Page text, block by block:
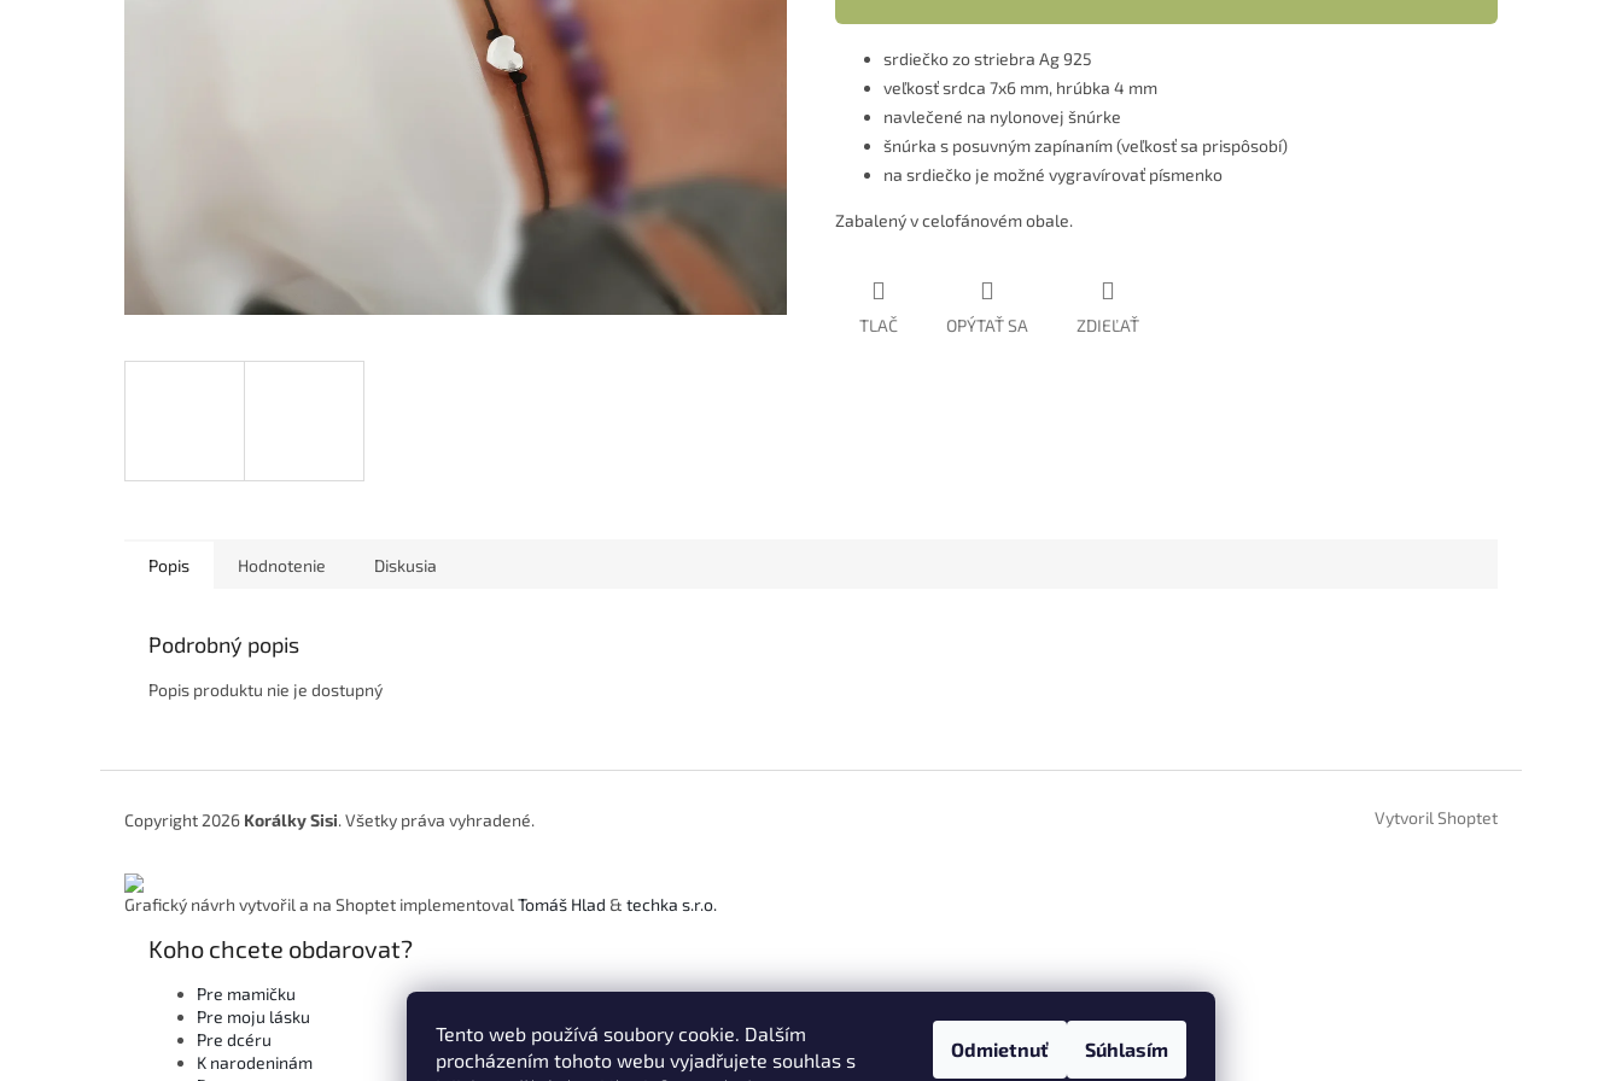
Tento web používá soubory cookie. Dalším
procházením tohoto webu vyjadřujete souhlas s
Odmietnuť Súhlasím
srdiečko zo striebra Ag 925
veľkosť srdca 7x6 mm, hrúbka 4 mm
navlečené na nylonovej šnúrke
šnúrka s posuvným zapínaním (veľkosť sa prispôsobí)
na srdiečko je možné vygravírovať písmenko
Zabalený v celofánovém obale.
TLAČ OPÝTAŤ SA ZDIEĽAŤ
Popis Hodnotenie Diskusia
Podrobný popis
Popis produktu nie je dostupný
Vytvoril Shoptet
Copyright 2026 Korálky Sisi. Všetky práva vyhradené.
Grafický návrh vytvořil a na Shoptet implementoval Tomáš Hlad & techka s.r.o.
Koho chcete obdarovat?
Pre mamičku
Pre moju lásku
Pre dcéru
K narodeninám